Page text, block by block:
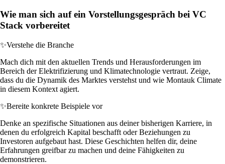
Wie man sich auf ein Vorstellungsgespräch bei VC
Stack vorbereitet
✨Verstehe die Branche
Mach dich mit den aktuellen Trends und Herausforderungen im
Bereich der Elektrifizierung und Klimatechnologie vertraut. Zeige,
dass du die Dynamik des Marktes verstehst und wie Montauk Climate
in diesem Kontext agiert.
✨Bereite konkrete Beispiele vor
Denke an spezifische Situationen aus deiner bisherigen Karriere, in
denen du erfolgreich Kapital beschafft oder Beziehungen zu
Investoren aufgebaut hast. Diese Geschichten helfen dir, deine
Erfahrungen greifbar zu machen und deine Fähigkeiten zu
demonstrieren.